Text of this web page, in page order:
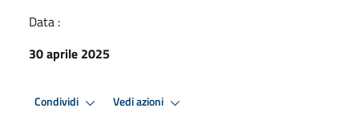
Data :
30 aprile 2025
Condividi Vedi azioni